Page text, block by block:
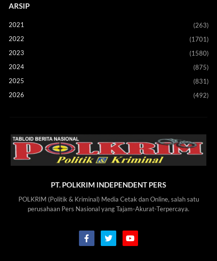
ARSIP
2021
(263)
2022
(1701)
2023
(1580)
2024
(875)
2025
(831)
2026
(492)
PT. POLKRIM INDEPENDENT PERS
POLKRIM (Politik & Kriminal) Media Cetak dan Online, salah satu
perusahaan Pers Nasional yang Tajam-Akurat-Terpercaya.